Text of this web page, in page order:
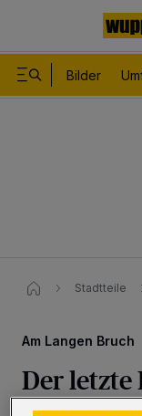
Bilder
Stadtteile
Am Langen Bruch
Der letzte